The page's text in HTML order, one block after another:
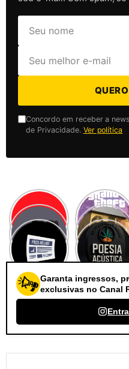
Concordo em receber a
de Privacidade. Ver política
Garanta ingressos,
exclusivas no Canal